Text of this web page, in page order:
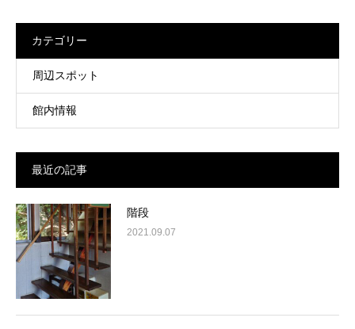
カテゴリー
周辺スポット
館内情報
最近の記事
階段
2021.09.07